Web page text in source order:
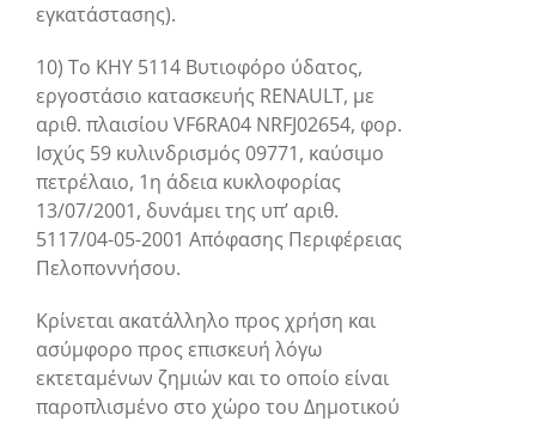
εγκατάστασης).
10) Το ΚΗΥ 5114 Βυτιοφόρο ύδατος,
εργοστάσιο κατασκευής RENAULT, με
αριθ. πλαισίου VF6RA04 NRFJ02654, φορ.
Ισχύς 59 κυλινδρισμός 09771, καύσιμο
πετρέλαιο, 1η άδεια κυκλοφορίας
13/07/2001, δυνάμει της υπ’ αριθ.
5117/04-05-2001 Απόφασης Περιφέρειας
Πελοποννήσου.
Κρίνεται ακατάλληλο προς χρήση και
ασύμφορο προς επισκευή λόγω
εκτεταμένων ζημιών και το οποίο είναι
παροπλισμένο στο χώρο του Δημοτικού